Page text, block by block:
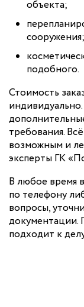
объекта;
сооружения;
подобного.
Стоимость
требования.
возможным и
эксперты ГК
В любое время
по телефону
вопросы,
документации.
подходит к